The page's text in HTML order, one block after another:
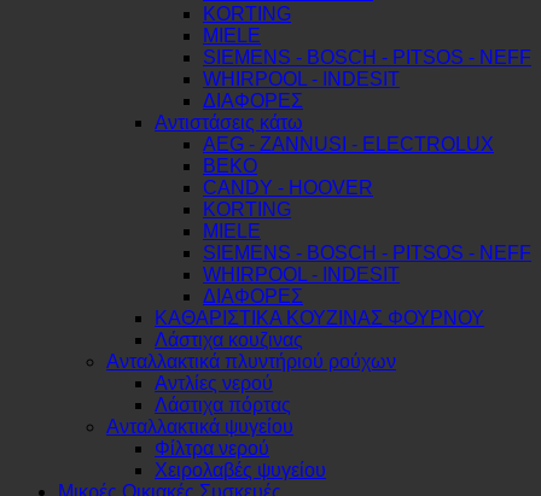
KORTING
MIELE
SIEMENS - BOSCH - PITSOS - NEFF
WHIRPOOL - INDESIT
ΔΙΑΦΟΡΕΣ
Αντιστάσεις κάτω
AEG - ZANNUSI - ELECTROLUX
BEKO
CANDY - HOOVER
KORTING
MIELE
SIEMENS - BOSCH - PITSOS - NEFF
WHIRPOOL - INDESIT
ΔΙΑΦΟΡΕΣ
ΚΑΘΑΡΙΣΤΙΚΑ ΚΟΥΖΙΝΑΣ ΦΟΥΡΝΟΥ
Λάστιχα κουζινας
Ανταλλακτικά πλυντήριού ρούχων
Αντλίες νερού
Λάστιχα πόρτας
Ανταλλακτικά ψυγείου
Φίλτρα νερού
Χειρολαβές ψυγείου
Μικρές Οικιακές Συσκευές